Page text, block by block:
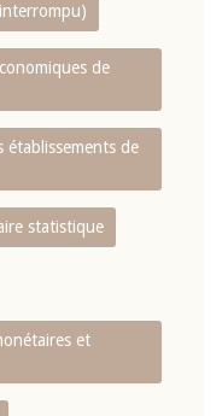
de
établissements de
statistique
et